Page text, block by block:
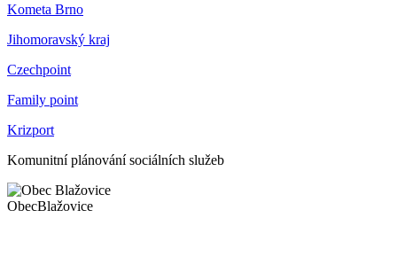
Kometa Brno
Jihomoravský kraj
Czechpoint
Family point
Krizport
Komunitní plánování sociálních služeb
ObecBlažovice